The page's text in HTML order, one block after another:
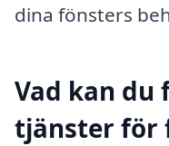
dina fönsters
Vad kan du
tjänster för